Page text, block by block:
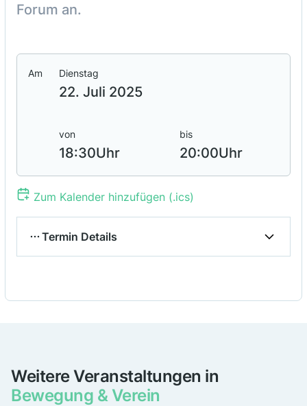
Forum an.
Am Dienstag
22. Juli 2025
von
18:30Uhr
bis
20:00Uhr
Zum Kalender hinzufügen (.ics)
Termin Details
ZOOM-LINK
Bauwendebüro
Weitere Veranstaltungen in
Bewegung & Verein